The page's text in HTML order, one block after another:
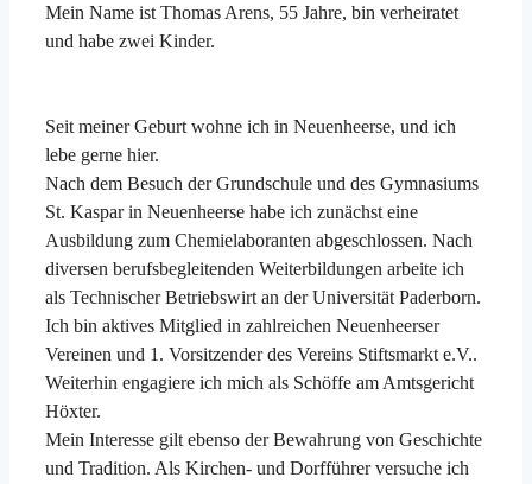
Mein Name ist Thomas Arens, 55 Jahre, bin verheiratet
und habe zwei Kinder.
Seit meiner Geburt wohne ich in Neuenheerse, und ich
lebe gerne hier.
Nach dem Besuch der Grundschule und des Gymnasiums
St. Kaspar in Neuenheerse habe ich zunächst eine
Ausbildung zum Chemielaboranten abgeschlossen. Nach
diversen berufsbegleitenden Weiterbildungen arbeite ich
als Technischer Betriebswirt an der Universität Paderborn.
Ich bin aktives Mitglied in zahlreichen Neuenheerser
Vereinen und 1. Vorsitzender des Vereins Stiftsmarkt e.V..
Weiterhin engagiere ich mich als Schöffe am Amtsgericht
Höxter.
Mein Interesse gilt ebenso der Bewahrung von Geschichte
und Tradition. Als Kirchen- und Dorfführer versuche ich